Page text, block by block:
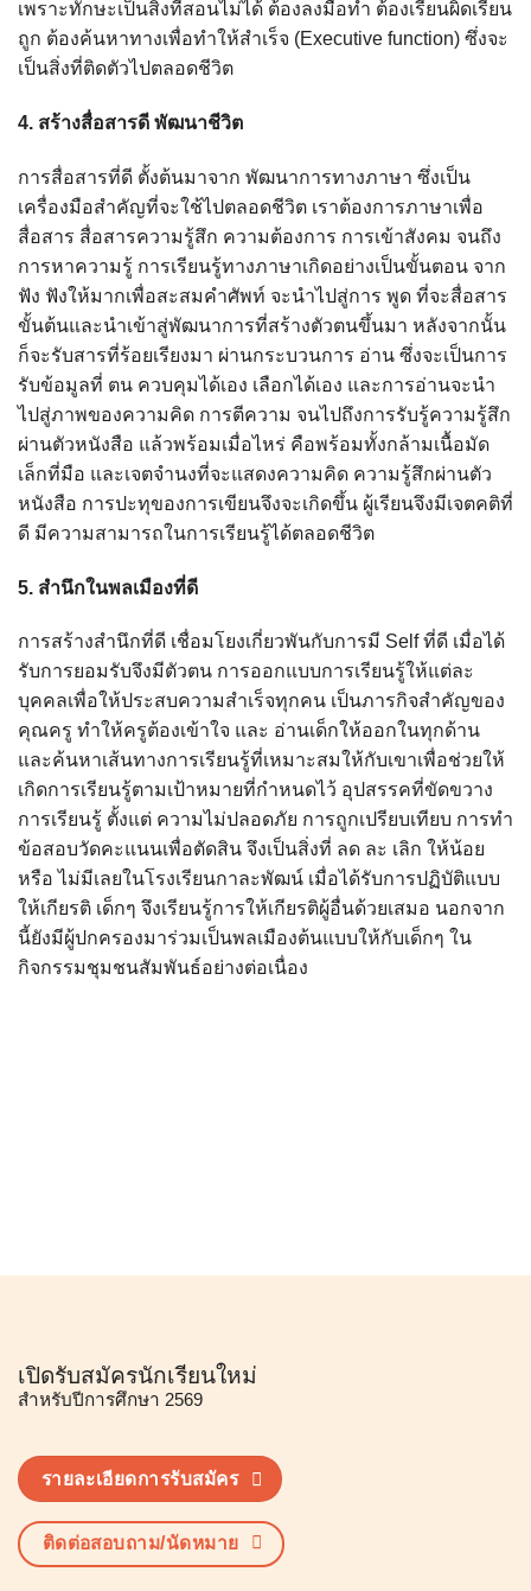
เพราะทักษะเป็นสิ่งที่สอนไม่ได้ ต้องลงมือทำ ต้องเรียนผิดเรียน
ถูก ต้องค้นหาทางเพื่อทำให้สำเร็จ (Executive function) ซึ่งจะ
เป็นสิ่งที่ติดตัวไปตลอดชีวิต
4. สร้างสื่อสารดี พัฒนาชีวิต
การสื่อสารที่ดี ตั้งต้นมาจาก พัฒนาการทางภาษา ซึ่งเป็น
เครื่องมือสำคัญที่จะใช้ไปตลอดชีวิต เราต้องการภาษาเพื่อ
สื่อสาร สื่อสารความรู้สึก ความต้องการ การเข้าสังคม จนถึง
การหาความรู้ การเรียนรู้ทางภาษาเกิดอย่างเป็นขั้นตอน จาก
ฟัง ฟังให้มากเพื่อสะสมคำศัพท์ จะนำไปสู่การ พูด ที่จะสื่อสาร
ขั้นต้นและนำเข้าสู่พัฒนาการที่สร้างตัวตนขึ้นมา หลังจากนั้น
ก็จะรับสารที่ร้อยเรียงมา ผ่านกระบวนการ อ่าน ซึ่งจะเป็นการ
รับข้อมูลที่ ตน ควบคุมได้เอง เลือกได้เอง และการอ่านจะนำ
ไปสู่ภาพของความคิด การตีความ จนไปถึงการรับรู้ความรู้สึก
ผ่านตัวหนังสือ แล้วพร้อมเมื่อไหร่ คือพร้อมทั้งกล้ามเนื้อมัด
เล็กที่มือ และเจตจำนงที่จะแสดงความคิด ความรู้สึกผ่านตัว
หนังสือ การปะทุของการเขียนจึงจะเกิดขึ้น ผู้เรียนจึงมีเจตคติที่
ดี มีความสามารถในการเรียนรู้ได้ตลอดชีวิต
5. สำนึกในพลเมืองที่ดี
การสร้างสำนึกที่ดี เชื่อมโยงเกี่ยวพันกับการมี Self ที่ดี เมื่อได้
รับการยอมรับจึงมีตัวตน การออกแบบการเรียนรู้ให้แต่ละ
บุคคลเพื่อให้ประสบความสำเร็จทุกคน เป็นภารกิจสำคัญของ
คุณครู ทำให้ครูต้องเข้าใจ และ อ่านเด็กให้ออกในทุกด้าน
และค้นหาเส้นทางการเรียนรู้ที่เหมาะสมให้กับเขาเพื่อช่วยให้
เกิดการเรียนรู้ตามเป้าหมายที่กำหนดไว้ อุปสรรคที่ขัดขวาง
การเรียนรู้ ตั้งแต่ ความไม่ปลอดภัย การถูกเปรียบเทียบ การทำ
ข้อสอบวัดคะแนนเพื่อตัดสิน จึงเป็นสิ่งที่ ลด ละ เลิก ให้น้อย
หรือ ไม่มีเลยในโรงเรียนกาละพัฒน์ เมื่อได้รับการปฏิบัติแบบ
ให้เกียรติ เด็กๆ จึงเรียนรู้การให้เกียรติผู้อื่นด้วยเสมอ นอกจาก
นี้ยังมีผู้ปกครองมาร่วมเป็นพลเมืองต้นแบบให้กับเด็กๆ ใน
กิจกรรมชุมชนสัมพันธ์อย่างต่อเนื่อง
เปิดรับสมัครนักเรียนใหม่
สำหรับปีการศึกษา 2569
รายละเอียดการรับสมัคร
ติดต่อสอบถาม/นัดหมาย